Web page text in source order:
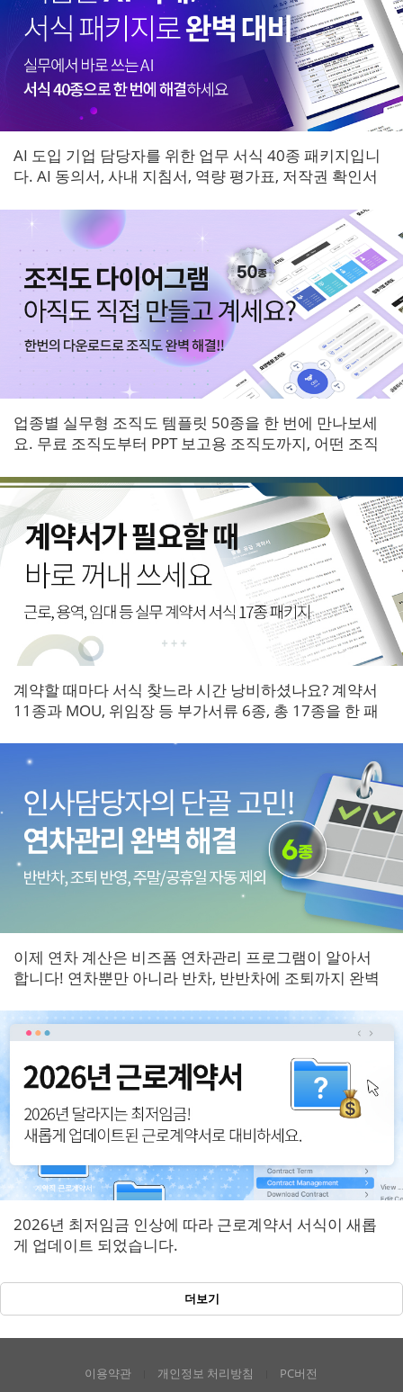
AI 도입 기업 담당자를 위한 업무 서식 40종 패키지입니
다. AI 동의서, 사내 지침서, 역량 평가표, 저작권 확인서
업종별 실무형 조직도 템플릿 50종을 한 번에 만나보세
요. 무료 조직도부터 PPT 보고용 조직도까지, 어떤 조직
계약할 때마다 서식 찾느라 시간 낭비하셨나요? 계약서
11종과 MOU, 위임장 등 부가서류 6종, 총 17종을 한 패
이제 연차 계산은 비즈폼 연차관리 프로그램이 알아서
합니다! 연차뿐만 아니라 반차, 반반차에 조퇴까지 완벽
2026년 최저임금 인상에 따라 근로계약서 서식이 새롭
게 업데이트 되었습니다.
더보기
이용약관 개인정보 처리방침 PC버전